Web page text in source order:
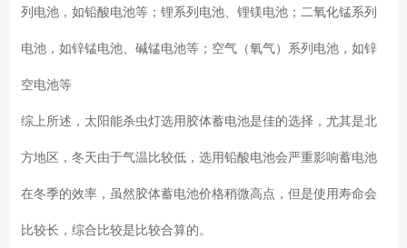
列电池，如铅酸电池等；锂系列电池、锂镁电池；二氧化锰系列
电池，如锌锰电池、碱锰电池等；空气（氧气）系列电池，如锌
空电池等
综上所述，太阳能杀虫灯选用胶体蓄电池是佳的选择，尤其是北
方地区，冬天由于气温比较低，选用铅酸电池会严重影响蓄电池
在冬季的效率，虽然胶体蓄电池价格稍微高点，但是使用寿命会
比较长，综合比较是比较合算的。